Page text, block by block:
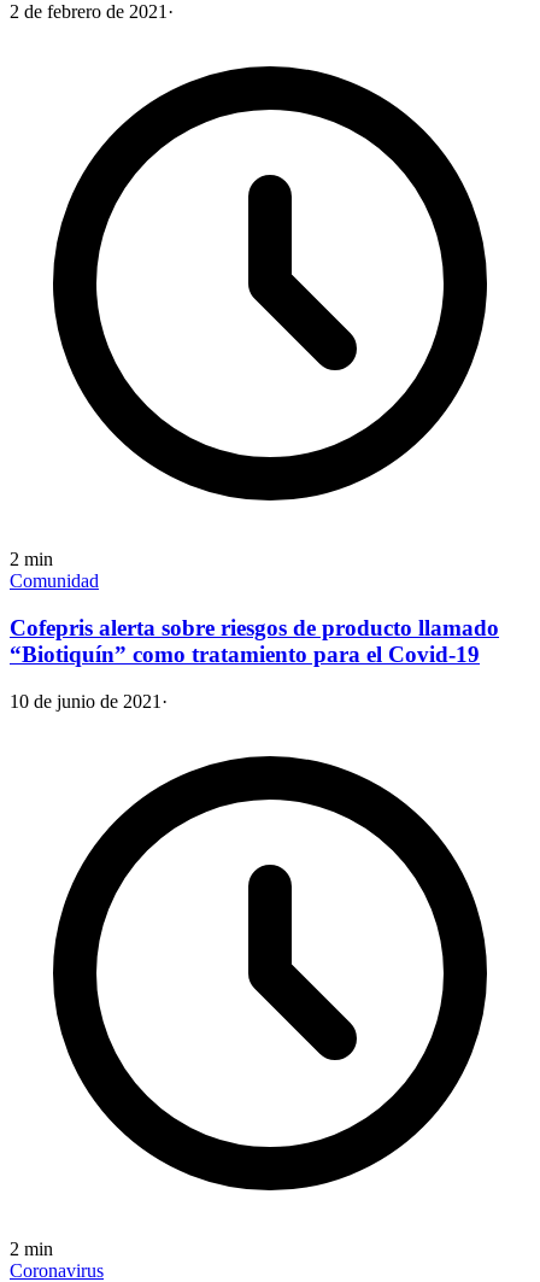
2 de febrero de 2021 ·
2 min
Comunidad
Cofepris alerta sobre riesgos de producto llamado
“Biotiquín” como tratamiento para el Covid-19
10 de junio de 2021 ·
2 min
Coronavirus